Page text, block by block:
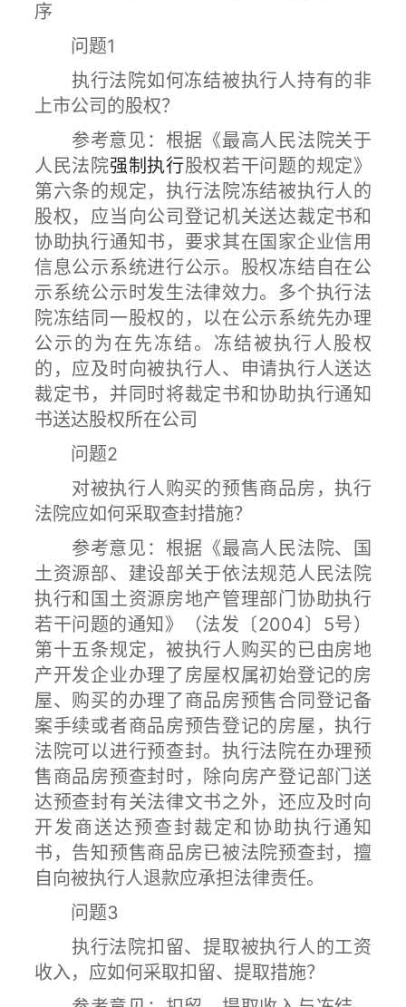
序
问题1
执行法院如何冻结被执行人持有的非
上市公司的股权？
参考意见：根据《最高人民法院关于
人民法院强制执行股权若干问题的规定》
第六条的规定，执行法院冻结被执行人的
股权，应当向公司登记机关送达裁定书和
协助执行通知书，要求其在国家企业信用
信息公示系统进行公示。股权冻结自在公
示系统公示时发生法律效力。多个执行法
院冻结同一股权的，以在公示系统先办理
公示的为在先冻结。冻结被执行人股权
的，应及时向被执行人、申请执行人送达
裁定书，并同时将裁定书和协助执行通知
书送达股权所在公司
问题2
对被执行人购买的预售商品房，执行
法院应如何采取查封措施？
参考意见：根据《最高人民法院、国
土资源部、建设部关于依法规范人民法院
执行和国土资源房地产管理部门协助执行
若干问题的通知》（法发〔2004〕5号）
第十五条规定，被执行人购买的已由房地
产开发企业办理了房屋权属初始登记的房
屋、购买的办理了商品房预售合同登记备
案手续或者商品房预告登记的房屋，执行
法院可以进行预查封。执行法院在办理预
售商品房预查封时，除向房产登记部门送
达预查封有关法律文书之外，还应及时向
开发商送达预查封裁定和协助执行通知
书，告知预售商品房已被法院预查封，擅
自向被执行人退款应承担法律责任。
问题3
执行法院扣留、提取被执行人的工资
收入，应如何采取扣留、提取措施？